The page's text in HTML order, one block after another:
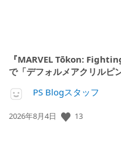
『MARVEL Tōkon:
で「デフォルメアクリルピ
PS Blogスタッフ
公
2026年8月4日 13